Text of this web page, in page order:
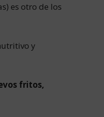
es otro de los
y
fritos,